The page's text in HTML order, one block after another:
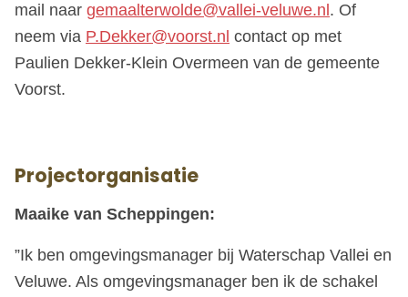
mail naar gemaalterwolde@vallei-veluwe.nl . Of
neem via P.Dekker@voorst.nl contact op met
Paulien Dekker-Klein Overmeen van de gemeente
Voorst.
Projectorganisatie
Maaike van Scheppingen:
”Ik ben omgevingsmanager bij Waterschap Vallei en
Veluwe. Als omgevingsmanager ben ik de schakel